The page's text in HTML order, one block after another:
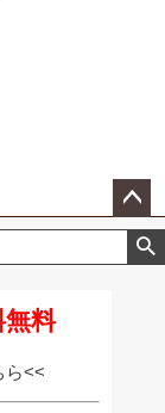
ペー
ジト
無料
ら<<